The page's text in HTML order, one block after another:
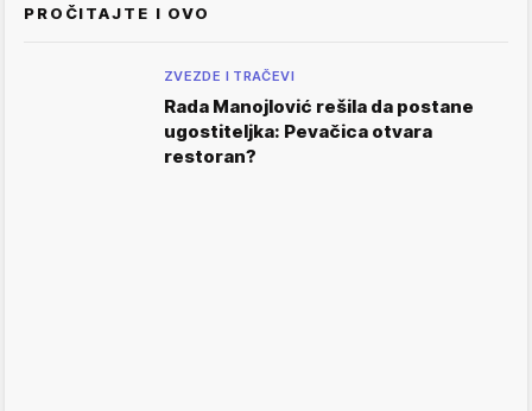
PROČITAJTE I OVO
ZVEZDE I TRAČEVI
Rada Manojlović rešila da postane
ugostiteljka: Pevačica otvara
restoran?